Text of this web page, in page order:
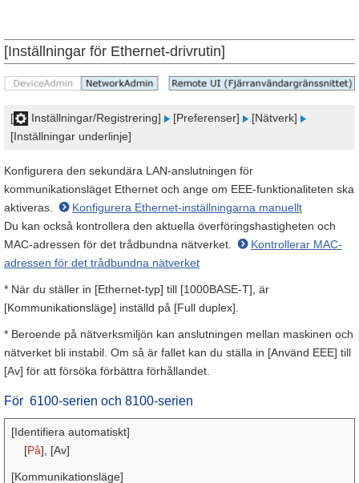
[Inställningar för Ethernet-drivrutin]
[ Inställningar/Registrering] [Preferenser]
[Nätverk]
[Inställningar underlinje]
Konfigurera den sekundära LAN-anslutningen för
kommunikationsläget Ethernet och ange om EEE-funktionaliteten ska
aktiveras.
Konfigurera Ethernet-inställningarna manuellt
Du kan också kontrollera den aktuella överföringshastigheten och
MAC-adressen för det trådbundna nätverket.
Kontrollerar MAC-
adressen för det trådbundna nätverket
* När du ställer in [Ethernet-typ] till [1000BASE-T], är
[Kommunikationsläge] inställd på [Full duplex].
* Beroende på nätverksmiljön kan anslutningen mellan maskinen och
nätverket bli instabil. Om så är fallet kan du ställa in [Använd EEE] till
[Av] för att försöka förbättra förhållandet.
För 6100-serien och 8100-serien
[Identifiera automatiskt]
[På], [Av]
[Kommunikationsläge]